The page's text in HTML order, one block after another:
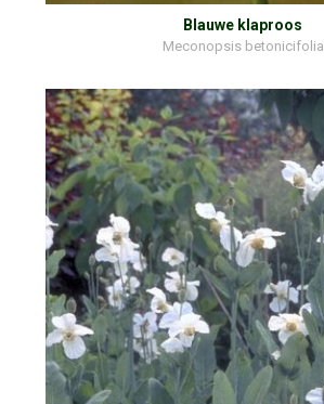
Blauwe klaproos
Meconopsis betonicifolia